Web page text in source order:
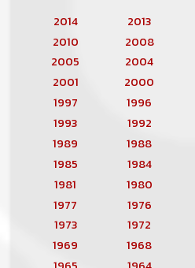
2014 2013
2010
2008
2005
2004
2001
2000
1997
1996
1993
1992
1989
1988
1985
1984
1981
1980
1977
1976
1973
1972
1969
1968